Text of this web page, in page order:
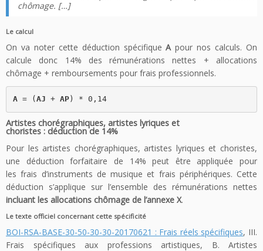
chômage. […]
Le calcul
On va noter cette déduction spécifiqueA pour nos calculs. On
calcule donc 14% des rémunérations nettes + allocations
chômage + remboursements pour frais professionnels.
A = ( AJ + AP) * 0,14
Artistes chorégraphiques, artistes lyriques et
choristes : déduction de 14%
Pour les artistes chorégraphiques, artistes lyriques et choristes,
une déduction forfaitaire de 14% peut être appliquée pour
les frais d’instruments de musique et frais périphériques. Cette
déduction s’applique sur l’ensemble des rémunérations nettes
incluant les allocations chômage de l’annexe X.
Le texte officiel concernant cette spécificité
BOI-RSA-BASE-30-50-30-30-20170621 : Frais réels spécifiques, III.
Frais spécifiques aux professions artistiques, B. Artistes